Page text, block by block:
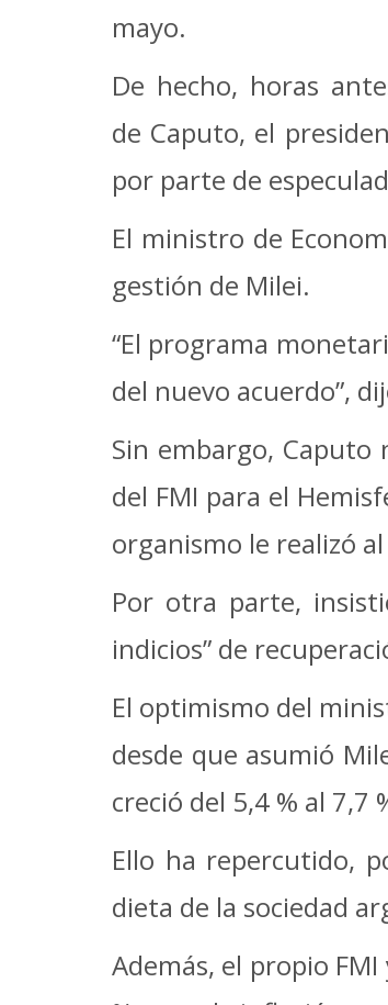
mayo.
De hecho, horas
de Caputo, el
por parte de
El ministro de
gestión de Milei.
“El programa
del nuevo acuerdo”,
Sin embargo,
del FMI para el
organismo le realizó
Por otra parte,
indicios” de
El optimismo del
desde que asumió
creció del 5,4 % al 7,7
Ello ha repercutido,
dieta de la sociedad
Además, el propio